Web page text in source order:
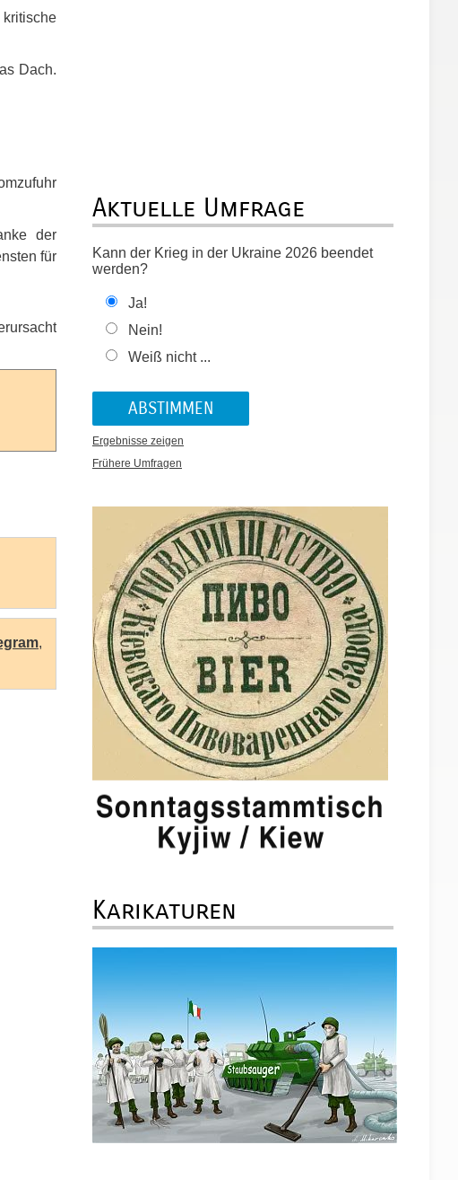
Dach.
der
für
,
Aktuelle Umfrage
Kann der Krieg in der Ukraine 2026 beendet
werden?
Ja!
Nein!
Weiß nicht ...
Ergebnisse zeigen
Frühere Umfragen
Karikaturen